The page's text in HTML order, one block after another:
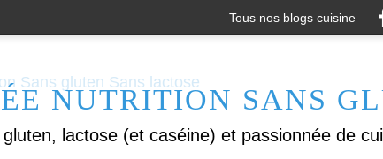
Tous nos blogs cuisine
NUTRITION SANS